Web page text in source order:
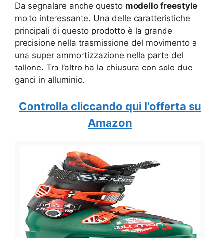
Da segnalare anche questo modello freestyle
molto interessante. Una delle caratteristiche
principali di questo prodotto è la grande
precisione nella trasmissione del movimento e
una super ammortizzazione nella parte del
tallone. Tra l’altro ha la chiusura con solo due
ganci in alluminio.
Controlla cliccando qui l’offerta su
Amazon